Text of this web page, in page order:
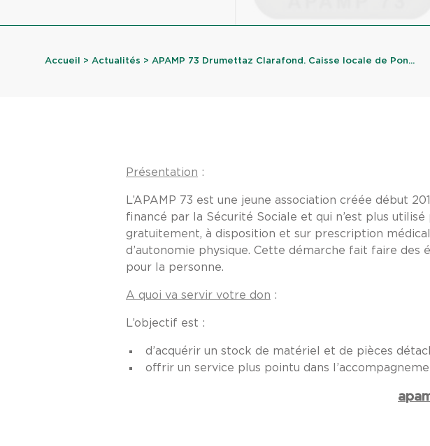
Accueil > Actualités > APAMP 73 Drumettaz Clarafond. Caisse locale de Pon...
Présentation :
L’APAMP 73 est une jeune association créée début
financé par la Sécurité Sociale et qui n’est plus
gratuitement, à disposition et sur prescription
d’autonomie physique. Cette démarche fait faire
pour la personne.
A quoi va servir votre don :
L’objectif est :
d’acquérir un stock de matériel et de pièces
offrir un service plus pointu dans